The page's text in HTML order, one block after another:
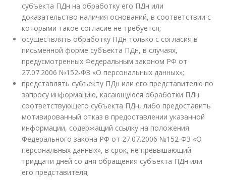
субъекта ПДн на обработку его ПДн или
доказательство наличия оснований, в соответствии с
которыми такое согласие не требуется;
осуществлять обработку ПДн только с согласия в
письменной форме субъекта ПДн, в случаях,
предусмотренных Федеральным законом РФ от
27.07.2006 №152-ФЗ «О персональных данных»;
представлять субъекту ПДн или его представителю по
запросу информацию, касающуюся обработки ПДн
соответствующего субъекта ПДн, либо предоставить
мотивированный отказ в предоставлении указанной
информации, содержащий ссылку на положения
Федерального закона РФ от 27.07.2006 №152-ФЗ «О
персональных данных», в срок, не превышающий
тридцати дней со дня обращения субъекта ПДн или
его представителя;